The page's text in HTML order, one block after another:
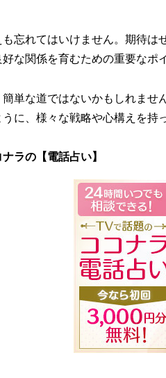
忘れてはいけません。期待
な関係を育むための重要なポ
単な道ではないかもしれま
に、様々な戦略や心構えを持
ラの【電話占い】